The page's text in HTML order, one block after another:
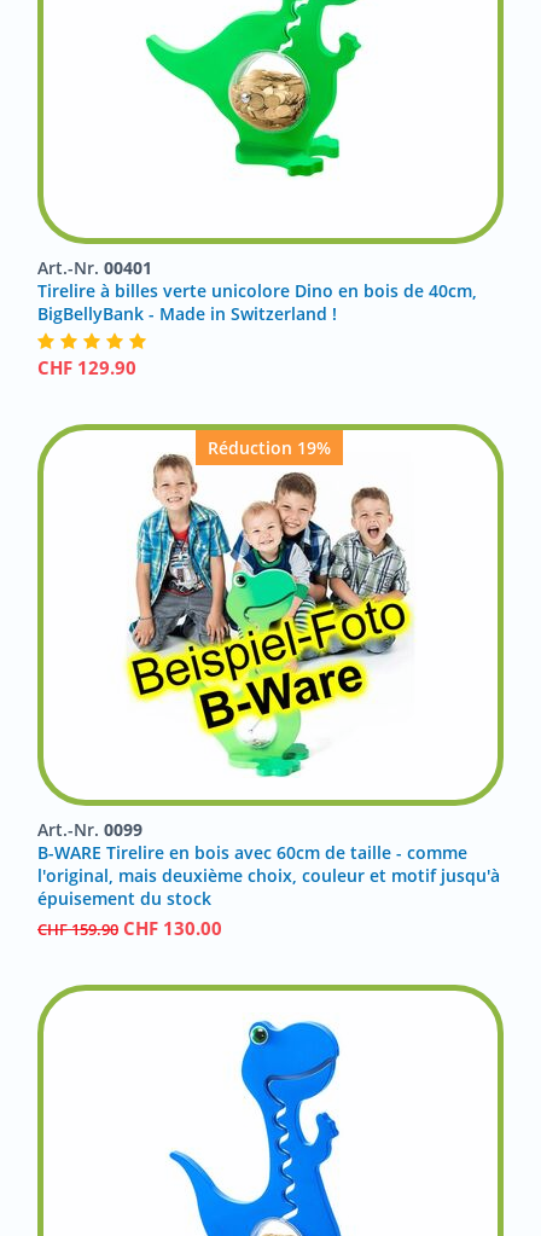
Art.-Nr. 00401
Tirelire à billes verte unicolore Dino en bois de 40cm,
BigBellyBank - Made in Switzerland !
CHF 129.90
Réduction 19%
Art.-Nr. 0099
B-WARE Tirelire en bois avec 60cm de taille - comme
l'original, mais deuxième choix, couleur et motif jusqu'à
épuisement du stock
CHF159.90 CHF 130.00